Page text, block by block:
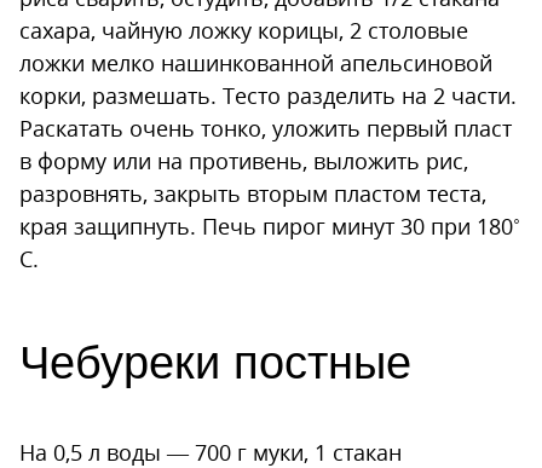
сахара, чайную ложку корицы, 2 столовые
ложки мелко нашинкованной апельсиновой
корки, размешать. Тесто разделить на 2 части.
Раскатать очень тонко, уложить первый пласт
в форму или на противень, выложить рис,
разровнять, закрыть вторым пластом теста,
края защипнуть. Печь пирог минут 30 при 180˚
С.
Чебуреки постные
На 0,5 л воды — 700 г муки, 1 стакан